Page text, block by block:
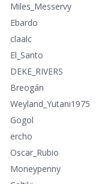
d
o
s
Miles_Messervy
Ebardo
claalc
El_Santo
DEKE_RIVERS
Breogán
Weyland_Yutani1975
Gogol
ercho
Oscar_Rubio
Moneypenny